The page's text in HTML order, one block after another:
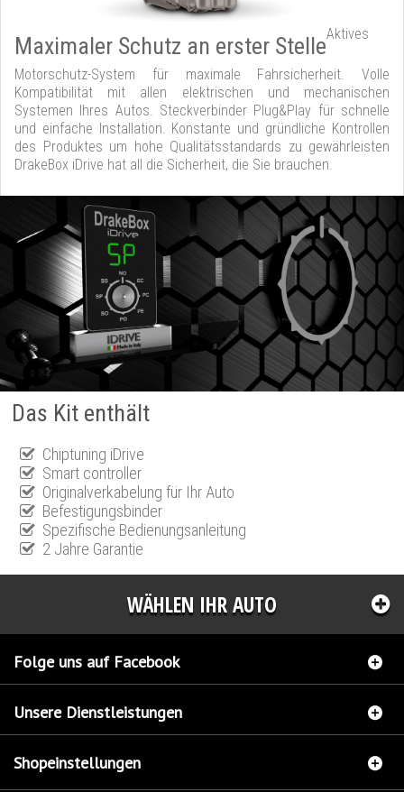
Maximaler Schutz an erster StelleAktives
Motorschutz-System für maximale Fahrsicherheit. Volle
Kompatibilität mit allen elektrischen und mechanischen
Systemen Ihres Autos. Steckverbinder Plug&Play für schnelle
und einfache Installation. Konstante und gründliche Kontrollen
des Produktes um hohe Qualitätsstandards zu gewährleisten
DrakeBox iDrive hat all die Sicherheit, die Sie brauchen.
Das Kit enthält
Chiptuning iDrive
Smart controller
Originalverkabelung für Ihr Auto
Befestigungsbinder
Spezifische Bedienungsanleitung
2 Jahre Garantie
WÄHLEN IHR AUTO
Folge uns auf Facebook
Unsere Dienstleistungen
Shopeinstellungen